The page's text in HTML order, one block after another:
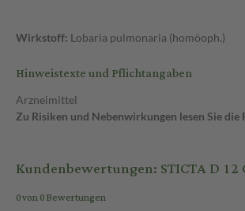
Wirkstoff: Lobaria pulmonaria (homöoph.)
Hinweistexte und Pflichtangaben
Arzneimittel
Zu Risiken und Nebenwirkungen lesen Sie
Kundenbewertungen: STICTA D
0 von 0 Bewertungen